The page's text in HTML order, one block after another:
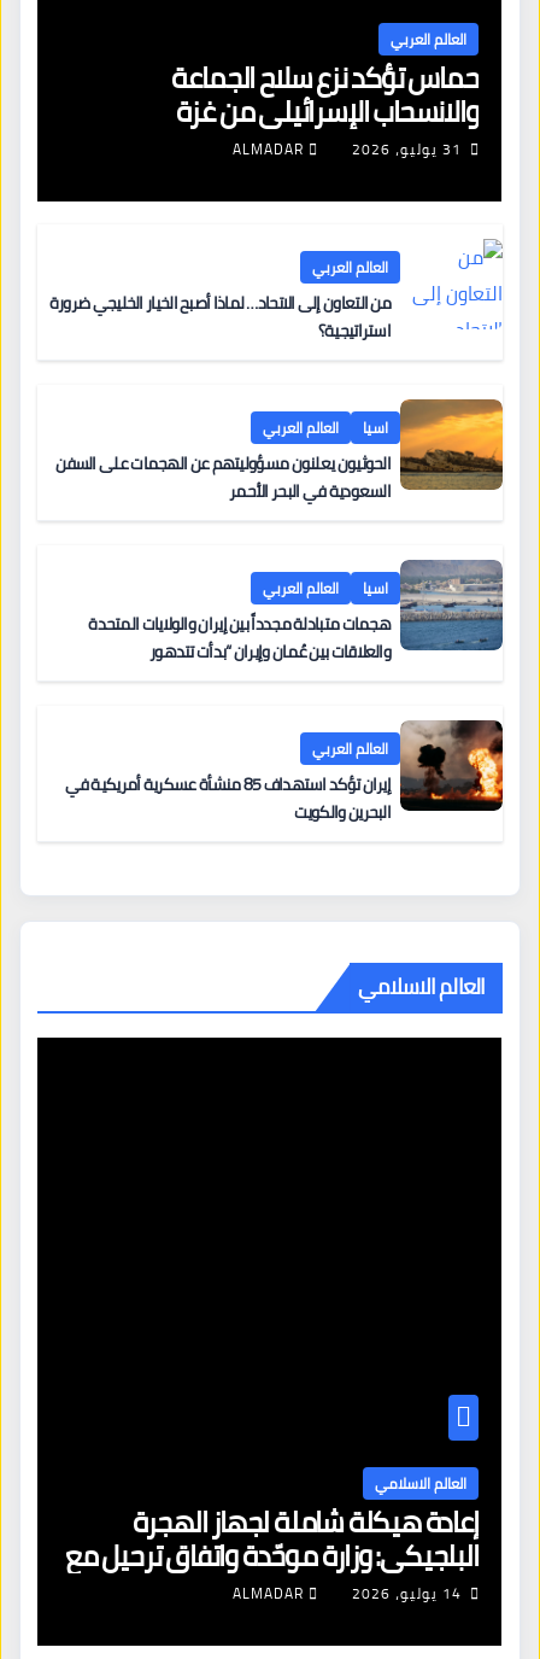
العالم العربي
حماس تؤكد نزع سلاح الجماعة
والانسحاب الإسرائيلي من غزة
31 يوليو، 2026 ALMADAR
العالم العربي
من التعاون إلى الاتحاد… لماذا أصبح الخيار الخليجي ضرورة
استراتيجية؟
اسيا العالم العربي
الحوثيون يعلنون مسؤوليتهم عن الهجمات على السفن
السعودية في البحر الأحمر
اسيا العالم العربي
هجمات متبادلة مجدداً بين إيران والولايات المتحدة
والعلاقات بين عُمان وإيران “بدأت تتدهور
العالم العربي
إيران تؤكد استهداف 85 منشأة عسكرية أمريكية في
البحرين والكويت
العالم الاسلامي
العالم الاسلامي
إعادة هيكلة شاملة لجهاز الهجرة
البلجيكي: وزارة موحّدة واتفاق ترحيل مع
الجزائر وتجميد قرارات اللبنانيين
14 يوليو، 2026 ALMADAR